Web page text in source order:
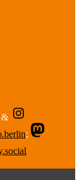
&
;